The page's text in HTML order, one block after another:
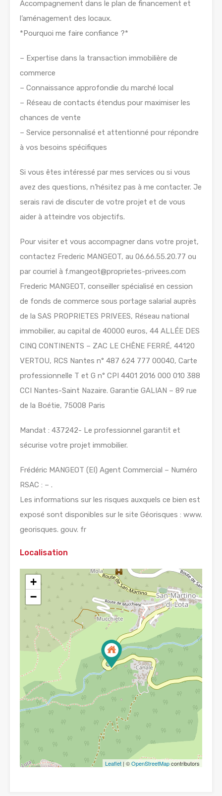
Accompagnement dans le plan de financement et
l’aménagement des locaux.
*Pourquoi me faire confiance ?*
– Expertise dans la transaction immobilière de
commerce
– Connaissance approfondie du marché local
– Réseau de contacts étendus pour maximiser les
chances de vente
– Service personnalisé et attentionné pour répondre
à vos besoins spécifiques
Si vous êtes intéressé par mes services ou si vous
avez des questions, n’hésitez pas à me contacter. Je
serais ravi de discuter de votre projet et de vous
aider à atteindre vos objectifs.
Pour visiter et vous accompagner dans votre projet,
contactez Frederic MANGEOT, au 06.66.55.20.77 ou
par courriel à f.mangeot@proprietes-privees.com
Frederic MANGEOT, conseiller spécialisé en cession
de fonds de commerce sous portage salarial auprès
de la SAS PROPRIETES PRIVEES, Réseau national
immobilier, au capital de 40000 euros, 44 ALLÉE DES
CINQ CONTINENTS – ZAC LE CHÊNE FERRÉ, 44120
VERTOU, RCS Nantes n° 487 624 777 00040, Carte
professionnelle T et G n° CPI 4401 2016 000 010 388
CCI Nantes-Saint Nazaire. Garantie GALIAN – 89 rue
de la Boétie, 75008 Paris
Mandat : 437242- Le professionnel garantit et
sécurise votre projet immobilier.
Frédéric MANGEOT (EI) Agent Commercial – Numéro
RSAC : – .
Les informations sur les risques auxquels ce bien est
exposé sont disponibles sur le site Géorisques : www.
georisques. gouv. fr
Localisation
+
−
Leaflet | ©OpenStreetMapcontributors